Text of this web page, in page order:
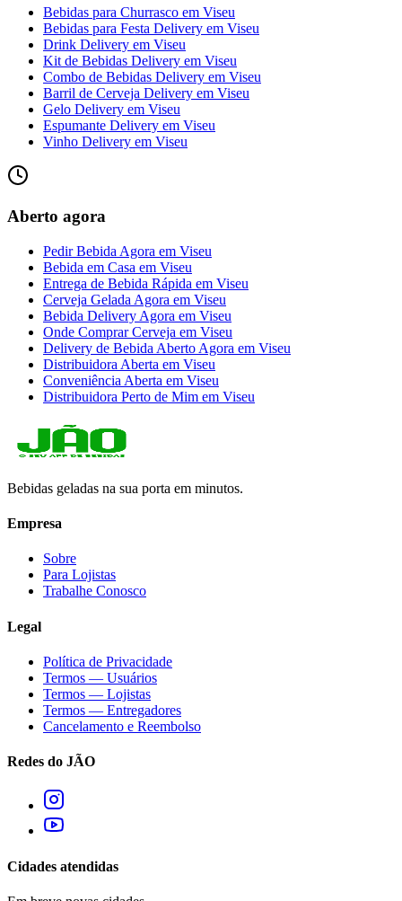
Bebidas para Churrasco em Viseu
Bebidas para Festa Delivery em Viseu
Drink Delivery em Viseu
Kit de Bebidas Delivery em Viseu
Combo de Bebidas Delivery em Viseu
Barril de Cerveja Delivery em Viseu
Gelo Delivery em Viseu
Espumante Delivery em Viseu
Vinho Delivery em Viseu
Aberto agora
Pedir Bebida Agora em Viseu
Bebida em Casa em Viseu
Entrega de Bebida Rápida em Viseu
Cerveja Gelada Agora em Viseu
Bebida Delivery Agora em Viseu
Onde Comprar Cerveja em Viseu
Delivery de Bebida Aberto Agora em Viseu
Distribuidora Aberta em Viseu
Conveniência Aberta em Viseu
Distribuidora Perto de Mim em Viseu
Bebidas geladas na sua porta em minutos.
Empresa
Sobre
Para Lojistas
Trabalhe Conosco
Legal
Política de Privacidade
Termos — Usuários
Termos — Lojistas
Termos — Entregadores
Cancelamento e Reembolso
Redes do JÃO
Cidades atendidas